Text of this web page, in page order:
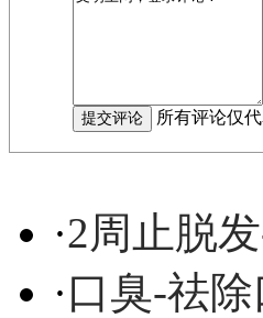
所有评论仅
·2周止脱
·口臭-祛